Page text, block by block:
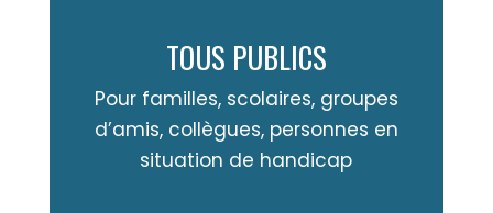
TOUS PUBLICS
Pour familles, scolaires, groupes
d’amis, collègues, personnes en
situation de handicap